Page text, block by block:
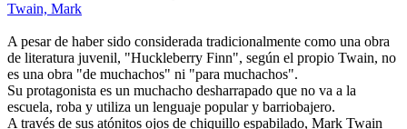
Twain, Mark
A pesar de haber sido considerada tradicionalmente como una obra
de literatura juvenil, "Huckleberry Finn", según el propio Twain, no
es una obra "de muchachos" ni "para muchachos".
Su protagonista es un muchacho desharrapado que no va a la
escuela, roba y utiliza un lenguaje popular y barriobajero.
A través de sus atónitos ojos de chiquillo espabilado, Mark Twain